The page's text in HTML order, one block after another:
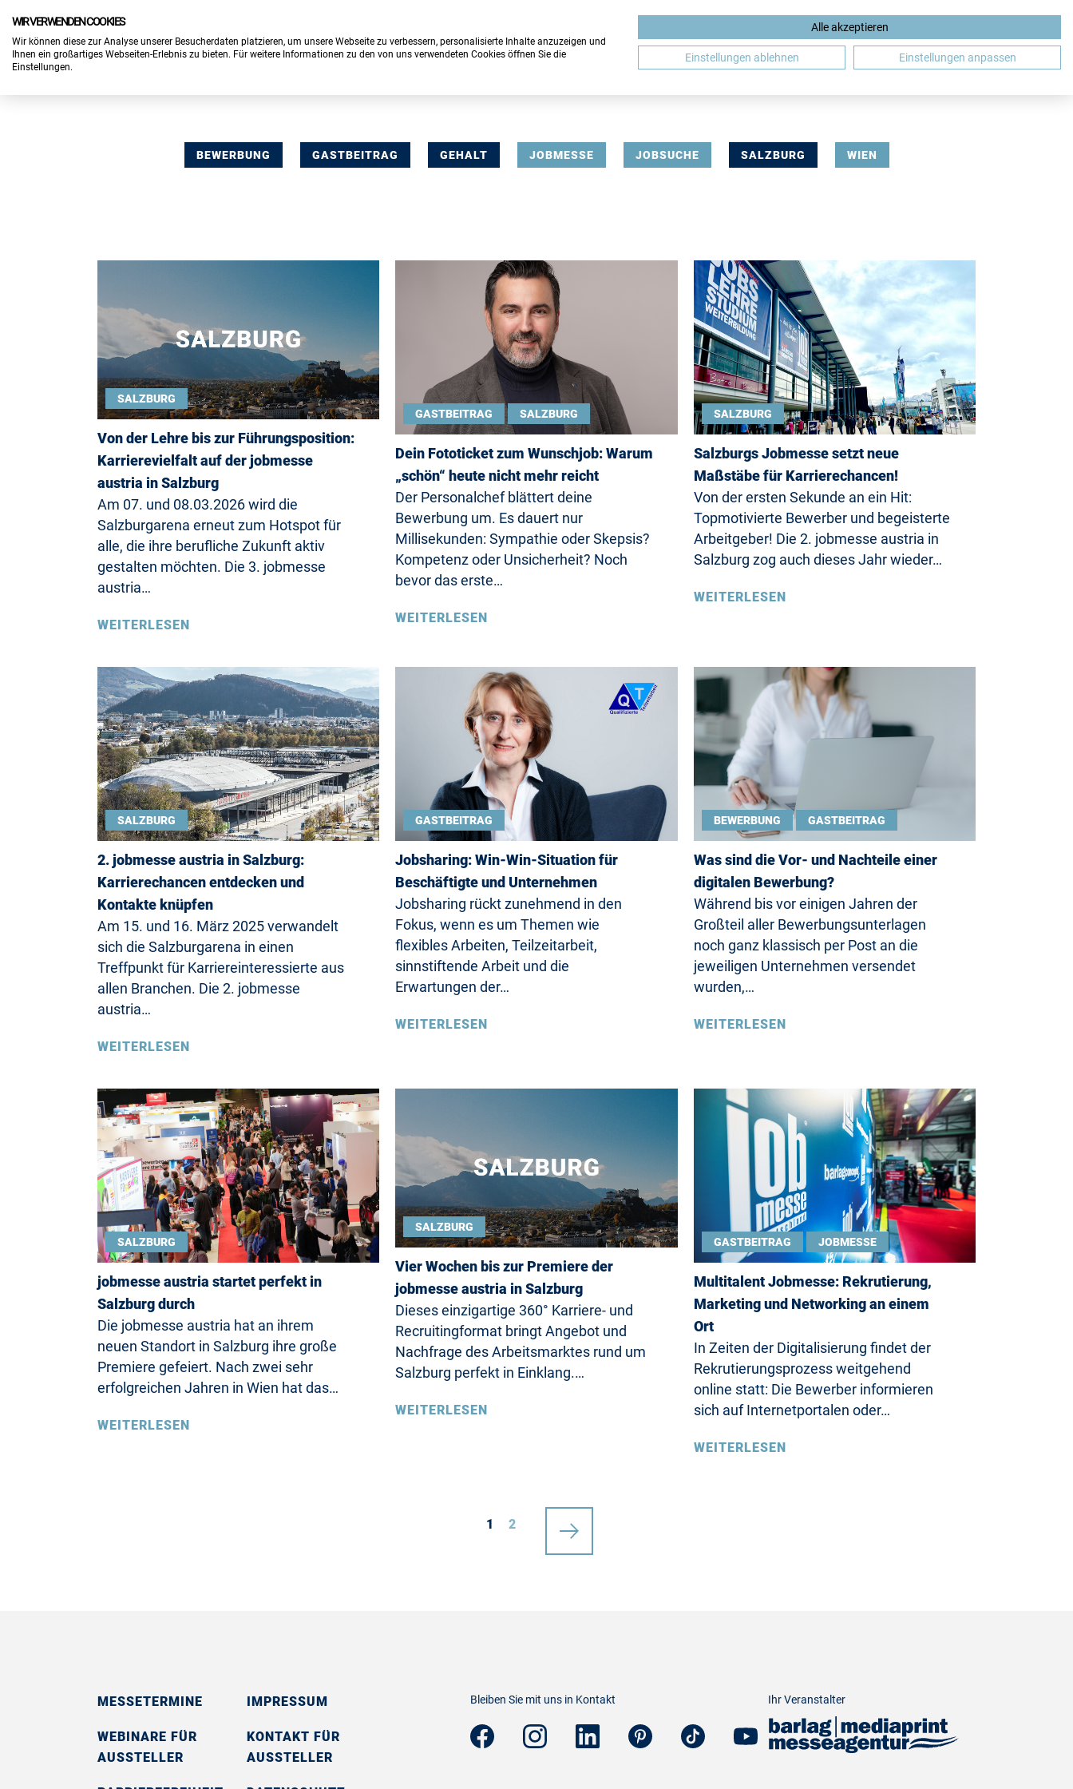
DE
BEWERBUNG GASTBEITRAG GEHALT JOBMESSE JOBSUCHE SALZBURG WIEN
SALZBURG
Von der Lehre bis zur Führungsposition:
Karrierevielfalt auf der jobmesse
austria in Salzburg
Am 07. und 08.03.2026 wird die
Salzburgarena erneut zum Hotspot für
alle, die ihre berufliche Zukunft aktiv
gestalten möchten. Die 3. jobmesse
austria…
WEITERLESEN
GASTBEITRAG SALZBURG
Dein Fototicket zum Wunschjob: Warum
„schön“ heute nicht mehr reicht
Der Personalchef blättert deine
Bewerbung um. Es dauert nur
Millisekunden: Sympathie oder Skepsis?
Kompetenz oder Unsicherheit? Noch
bevor das erste…
WEITERLESEN
SALZBURG
Salzburgs Jobmesse setzt neue
Maßstäbe für Karrierechancen!
Von der ersten Sekunde an ein Hit:
Topmotivierte Bewerber und begeisterte
Arbeitgeber! Die 2. jobmesse austria in
Salzburg zog auch dieses Jahr wieder…
WEITERLESEN
SALZBURG
2. jobmesse austria in Salzburg:
Karrierechancen entdecken und
Kontakte knüpfen
Am 15. und 16. März 2025 verwandelt
sich die Salzburgarena in einen
Treffpunkt für Karriereinteressierte aus
allen Branchen. Die 2. jobmesse
austria…
WEITERLESEN
GASTBEITRAG
Jobsharing: Win-Win-Situation für
Beschäftigte und Unternehmen
Jobsharing rückt zunehmend in den
Fokus, wenn es um Themen wie
flexibles Arbeiten, Teilzeitarbeit,
sinnstiftende Arbeit und die
Erwartungen der…
WEITERLESEN
BEWERBUNG GASTBEITRAG
Was sind die Vor- und Nachteile einer
digitalen Bewerbung?
Während bis vor einigen Jahren der
Großteil aller Bewerbungsunterlagen
noch ganz klassisch per Post an die
jeweiligen Unternehmen versendet
wurden,…
WEITERLESEN
SALZBURG
jobmesse austria startet perfekt in
Salzburg durch
Die jobmesse austria hat an ihrem
neuen Standort in Salzburg ihre große
Premiere gefeiert. Nach zwei sehr
erfolgreichen Jahren in Wien hat das…
WEITERLESEN
SALZBURG
Vier Wochen bis zur Premiere der
jobmesse austria in Salzburg
Dieses einzigartige 360° Karriere- und
Recruitingformat bringt Angebot und
Nachfrage des Arbeitsmarktes rund um
Salzburg perfekt in Einklang.…
WEITERLESEN
GASTBEITRAG JOBMESSE
Multitalent Jobmesse: Rekrutierung,
Marketing und Networking an einem
Ort
In Zeiten der Digitalisierung findet der
Rekrutierungsprozess weitgehend
online statt: Die Bewerber informieren
sich auf Internetportalen oder…
WEITERLESEN
1 2
MESSETERMINE
WEBINARE FÜR
AUSSTELLER
IMPRESSUM
KONTAKT FÜR
AUSSTELLER
Bleiben Sie mit uns in Kontakt Ihr Veranstalter
WIR VERWENDEN COOKIES
Wir können diese zur Analyse unserer Besucherdaten platzieren, um unsere Webseite zu verbessern, personalisierte Inhalte anzuzeigen und
Ihnen ein großartiges Webseiten-Erlebnis zu bieten. Für weitere Informationen zu den von uns verwendeten Cookies öffnen Sie die
Einstellungen.
Alle akzeptieren
Einstellungen ablehnen Einstellungen anpassen